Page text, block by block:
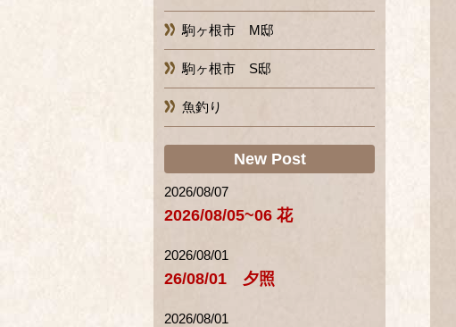
駒ヶ根市 M邸
駒ヶ根市 S邸
魚釣り
New Post
2026/08/07
2026/08/05~06 花
2026/08/01
26/08/01 夕照
2026/08/01